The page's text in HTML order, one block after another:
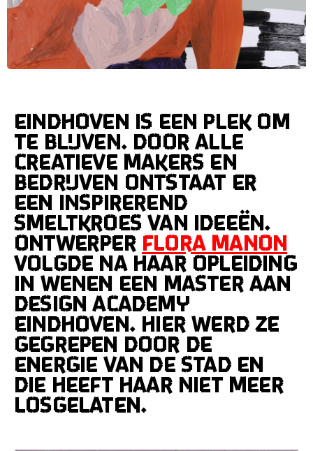
Eindhoven is een plek om
te blijven. Door alle
creatieve makers en
bedrijven ontstaat er
een inspirerend
smeltkroes van ideeën.
Ontwerper Flora Manon
volgde na haar opleiding
in Wenen een Master aan
Design Academy
Eindhoven. Hier werd ze
gegrepen door de
energie van de stad en
die heeft haar niet meer
losgelaten.